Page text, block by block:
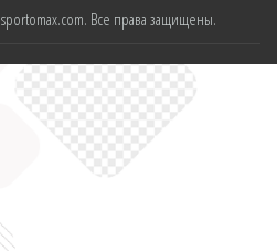
Все права защищены.